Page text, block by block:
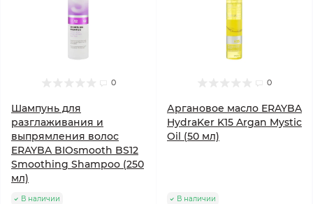
0
Шампунь для
разглаживания и
выпрямления волос
ERAYBA BIOsmooth BS12
Smoothing Shampoo (250
мл)
В наличии
0
Аргановое масло ERAYBA
HydraKer K15 Argan Mystic
Oil (50 мл)
В наличии